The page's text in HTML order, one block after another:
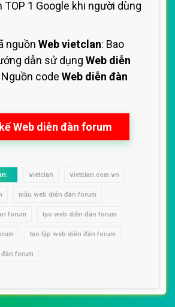
TOP 1 Google khi người dùng
nguồn Web vietclan: Bao
dẫn sử dụng Web diễn
code Web diễn đàn
Web diễn đàn forum
vietclan vietclan.com.vn
mẫu web diễn đàn forum
forum tạo web diễn đàn forum
tạo lập web diễn đàn forum
forum